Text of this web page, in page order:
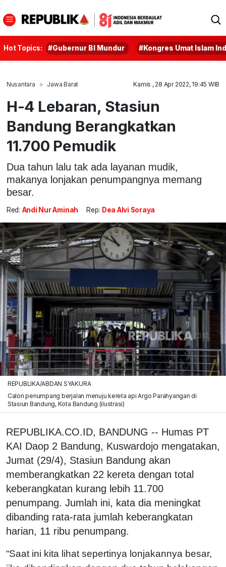
Hot Topics: #Gubernur BI Mundur #Kongres Umat Islam
Nusantara Jawa Barat Kamis , 28 Apr 2022, 19:45 WIB
H-4 Lebaran, Stasiun
Bandung Berangkatkan
11.700 Pemudik
Dua tahun lalu tak ada layanan mudik,
makanya lonjakan penumpangnya memang
besar.
Red: Andi Nur Aminah Rep: Dea Alvi Soraya
REPUBLIKA/ABDAN SYAKURA
Calon penumpang berjalan menuju kereta api Argo Parahyangan di
Stasiun Bandung, Kota Bandung (ilustrasi)
REPUBLIKA.CO.ID, BANDUNG -- Humas PT
KAI Daop 2 Bandung, Kuswardojo mengatakan,
Jumat (29/4), Stasiun Bandung akan
memberangkatkan 22 kereta dengan total
keberangkatan kurang lebih 11.700
penumpang. Jumlah ini, kata dia meningkat
dibanding rata-rata jumlah keberangkatan
harian, 11 ribu penumpang.
“Saat ini kita lihat sepertinya lonjakannya besar,